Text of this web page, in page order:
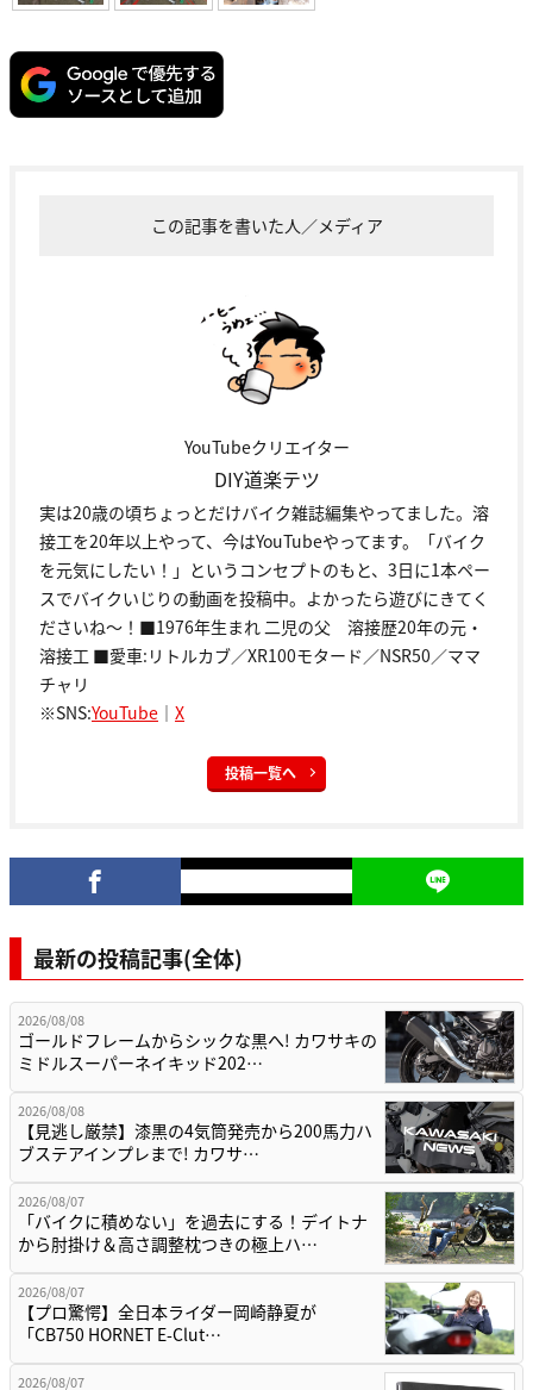
この記事を書いた人／メディア
YouTubeクリエイター
DIY道楽テツ
実は20歳の頃ちょっとだけバイク雑誌編集やってました。溶
接工を20年以上やって、今はYouTubeやってます。「バイク
を元気にしたい！」というコンセプトのもと、3日に1本ペー
スでバイクいじりの動画を投稿中。よかったら遊びにきてく
ださいね～！■1976年生まれ 二児の父 溶接歴20年の元・
溶接工 ■愛車:リトルカブ／XR100モタード／NSR50／ママ
チャリ
※SNS:YouTube ｜ X
投稿一覧へ
最新の投稿記事(全体)
2026/08/08
ゴールドフレームからシックな黒へ! カワサキの
ミドルスーパーネイキッド202…
2026/08/08
【見逃し厳禁】漆黒の4気筒発売から200馬力ハ
ブステアインプレまで! カワサ…
2026/08/07
「バイクに積めない」を過去にする！デイトナ
から肘掛け＆高さ調整枕つきの極上ハ…
2026/08/07
【プロ驚愕】全日本ライダー岡崎静夏が
「CB750 HORNET E-Clut…
2026/08/07